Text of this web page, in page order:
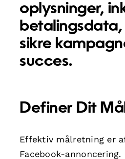
oplysninger,
sikre
succes.
Definer Dit
Effektiv målretning er
Facebook-annoncering.